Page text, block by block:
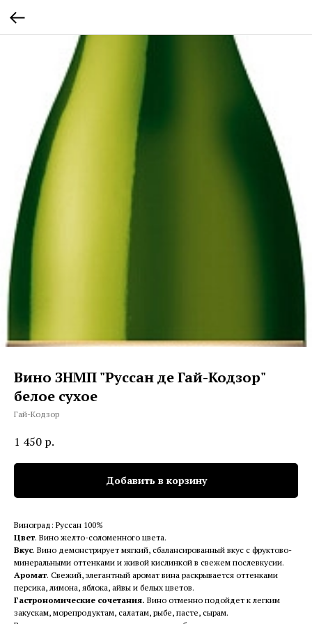
Вино ЗНМП "Руссан де Гай-Кодзор"
белое сухое
Гай-Кодзор
1 450 р.
Добавить в корзину
Виноград: Руссан 100%
Цвет. Вино желто-соломенного цвета.
Вкус. Вино демонстрирует мягкий, сбалансированный вкус с фруктово-
минеральными оттенками и живой кислинкой в свежем послевкусии.
Аромат. Свежий, элегантный аромат вина раскрывается оттенками
персика, лимона, яблока, айвы и белых цветов.
Гастрономические сочетания. Вино отменно подойдет к легким
закускам, морепродуктам, салатам, рыбе, пасте, сырам.